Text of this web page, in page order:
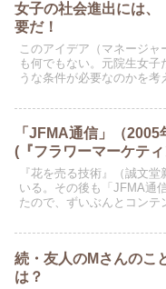
女子の社会進出には、
要だ！
このアイデア（マネージ
も何でもない。元院生女子
うな条件が必要なのかを考
男性（夫）がマネージャ
「JFMA通信」（
(『フラワーマーケテ
『花を売る技術』（誠文
いる。その後も「JFMA通
たので、ずいぶんとコンテ
てくれた新出さんが書籍
続・友人のMさんのこ
は？